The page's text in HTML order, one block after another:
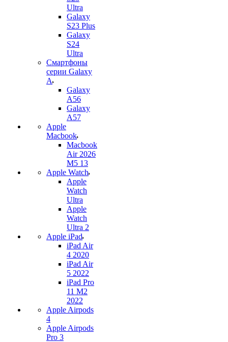
Ultra
Galaxy
S23 Plus
Galaxy
S24
Ultra
Смартфоны
серии Galaxy
A
Galaxy
A56
Galaxy
A57
Apple
Macbook
Macbook
Air 2026
M5 13
Apple Watch
Apple
Watch
Ultra
Apple
Watch
Ultra 2
Apple iPad
iPad Air
4 2020
iPad Air
5 2022
iPad Pro
11 M2
2022
Apple Airpods
4
Apple Airpods
Pro 3